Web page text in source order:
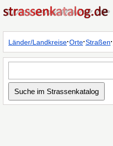
Länder/Landkreise·Orte·Straßen·